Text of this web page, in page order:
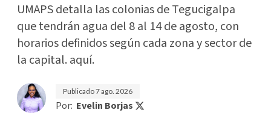
UMAPS detalla las colonias de Tegucigalpa
que tendrán agua del 8 al 14 de agosto, con
horarios definidos según cada zona y sector de
la capital. aquí.
Publicado7 ago. 2026
Por: Evelin Borjas